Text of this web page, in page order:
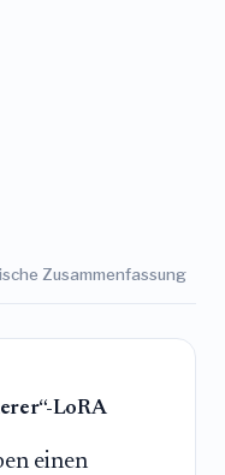
Zusammenfassung
LoRA
einen